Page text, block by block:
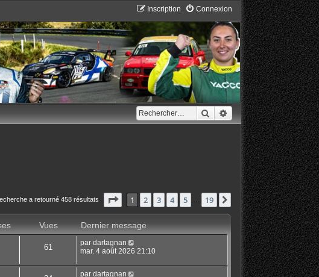
Connexion
Inscription
RechercherRecherche avancée
a retourné 458 résultats Page sur19
1 2 3 4 5 19 Suivant
Vues
Dernier message
61 par dartagnan
mar. 4 août 2026 21:10
par dartagnan